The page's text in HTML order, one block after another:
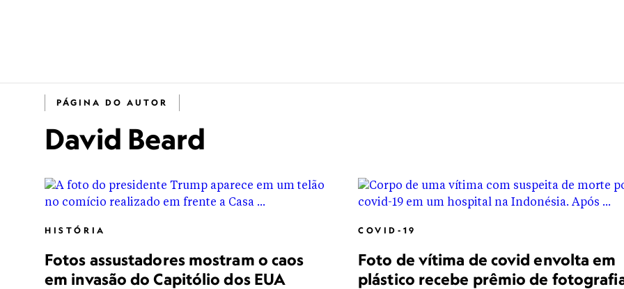
PÁGINA DO AUTOR
David Beard
HISTÓRIA
Fotos assustadores mostram o caos
em invasão do Capitólio dos EUA
COVID-19
Foto de vítima de covid envolta em
plástico recebe prêmio de